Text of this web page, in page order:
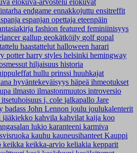
endgame ennakkojuttu ensitreffit
espanjan opettaja eteenpäin
fashion featured feminiinisyys
gallup geokätköily golf gopal
haastattelut halloween harari
potterharry styles helsinki hemingway
hiljaisuus historia
hullu prinssi huuhkajat
hyväntekeväisyys häpeä ihmeotukset
ilmasto ilmastonmuutos introversio
itsetuhoisuus j. cole jalkapallo Jare
badass John Lennon joulu joulukalenterit
jääkiekko kahvila kahvilat kaija koo
lukio karanteeni karmiva
kauhu kauneusihanteet Kauppi
keikka keikka-arvio keliakia kepparit